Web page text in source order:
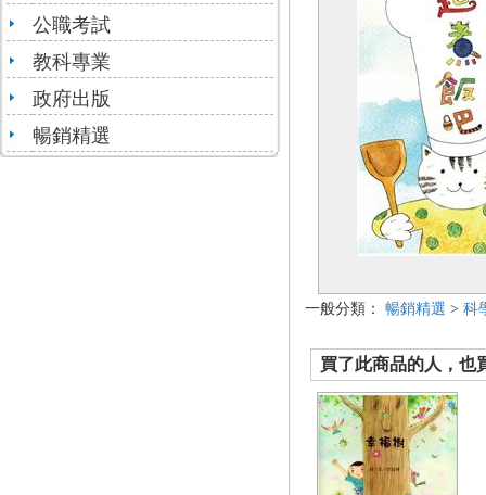
公職考試
教科專業
政府出版
暢銷精選
一般分類： 暢銷精選 > 科
買了此商品的人，也